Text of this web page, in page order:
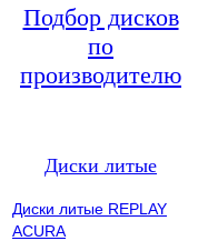
Подбор дисков
по
производителю
Диски литые
Диски литые REPLAY
ACURA